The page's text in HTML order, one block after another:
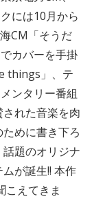
には10月から
CM「そうだ
カバーを手掛
things」、テ
ンタリー番組
された音楽を肉
めに書き下ろ
題のオリジナ
が誕生!! 本作
こえてきま